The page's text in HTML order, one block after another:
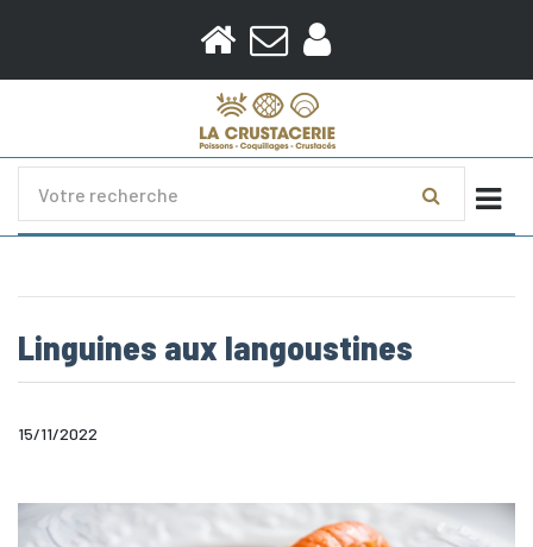
Linguines aux langoustines
15/11/2022